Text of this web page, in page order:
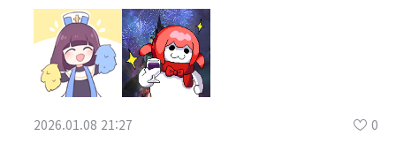
2026.01.08 21:27 0